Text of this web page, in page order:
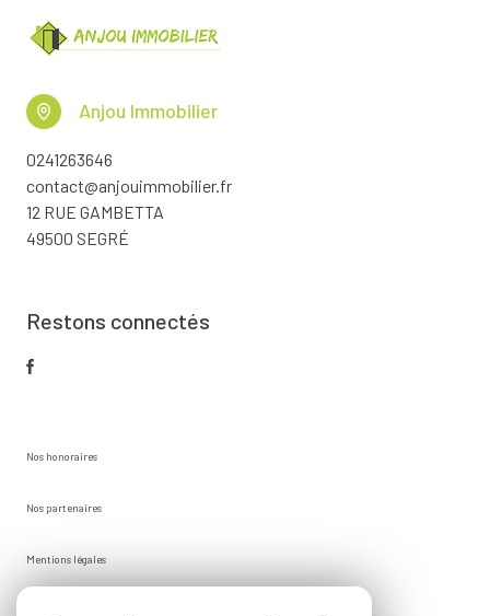
Anjou Immobilier
0241263646
contact@anjouimmobilier.fr
12 RUE GAMBETTA
49500 SEGRÉ
Restons connectés
Nos honoraires
Nos partenaires
Mentions légales